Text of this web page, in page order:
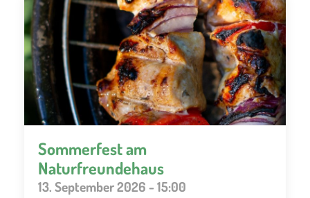
Sommerfest am
Naturfreundehaus
13. September 2026 - 15:00